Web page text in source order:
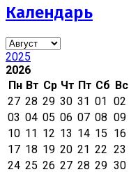
Календарь
2025
2026
Пн Вт Ср Чт Пт Сб Вс
27 28 29 30 31 01 02
03 04 05 06 07 08 09
10 11 12 13 14 15 16
17 18 19 20 21 22 23
24 25 26 27 28 29 30